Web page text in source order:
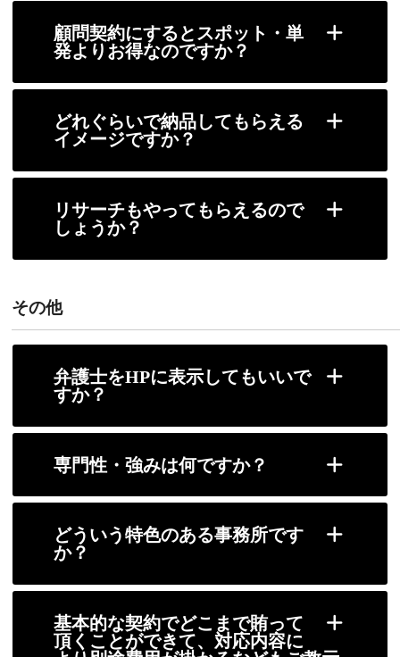
顧問契約にするとスポット・単
発よりお得なのですか？
どれぐらいで納品してもらえる
イメージですか？
リサーチもやってもらえるので
しょうか？
その他
弁護士をHPに表示してもいいで
すか？
専門性・強みは何ですか？
どういう特色のある事務所です
か？
基本的な契約でどこまで賄って
頂くことができて、対応内容に